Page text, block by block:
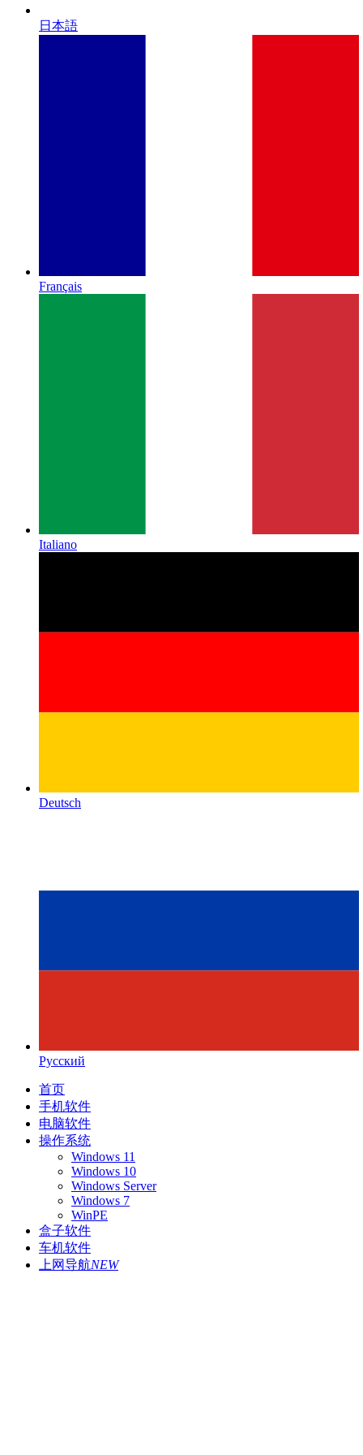
日本語
Français
Italiano
Deutsch
Русский
首页
手机软件
电脑软件
操作系统
Windows 11
Windows 10
Windows Server
Windows 7
WinPE
盒子软件
车机软件
上网导航NEW